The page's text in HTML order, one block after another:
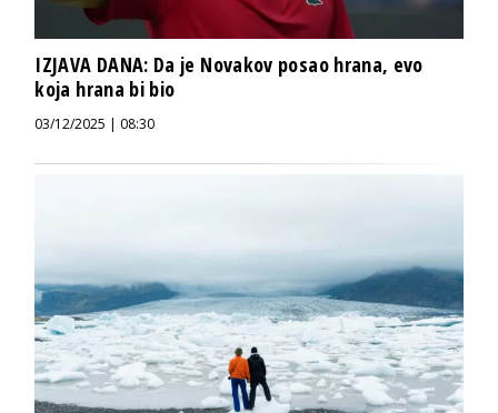
IZJAVA DANA: Da je Novakov posao hrana, evo
koja hrana bi bio
03/12/2025 | 08:30